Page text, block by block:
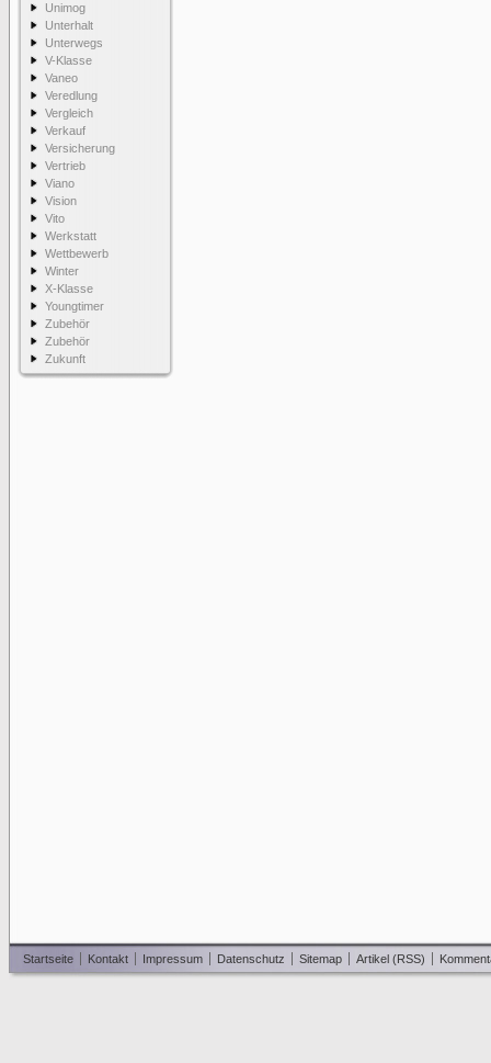
Unimog
Unterhalt
Unterwegs
V-Klasse
Vaneo
Veredlung
Vergleich
Verkauf
Versicherung
Vertrieb
Viano
Vision
Vito
Werkstatt
Wettbewerb
Winter
X-Klasse
Youngtimer
Zubehör
Zubehör
Zukunft
Startseite Kontakt Impressum Datenschutz Sitemap Artikel (RSS)